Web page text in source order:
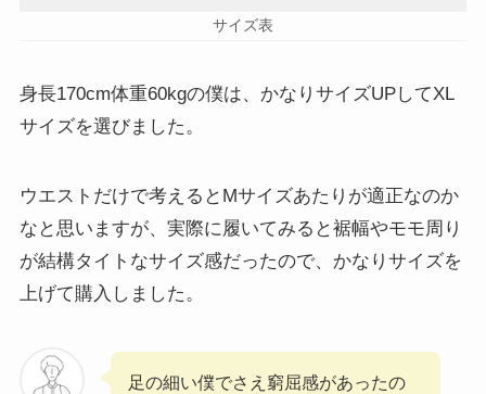
サイズ表
身長170cm体重60kgの僕は、かなりサイズUPしてXL
サイズを選びました。
ウエストだけで考えるとMサイズあたりが適正なのか
なと思いますが、実際に履いてみると裾幅やモモ周り
が結構タイトなサイズ感だったので、かなりサイズを
上げて購入しました。
足の細い僕でさえ窮屈感があったの